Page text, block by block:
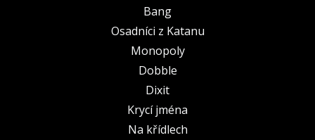
Bang
Osadníci z Katanu
Monopoly
Dobble
Dixit
Krycí jména
Na křídlech